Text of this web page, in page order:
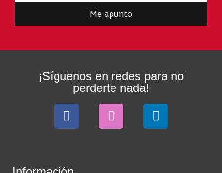
Me apunto
¡Síguenos en redes para no
perderte nada!